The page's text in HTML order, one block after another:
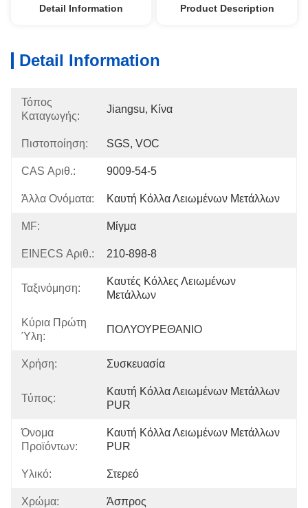
Detail Information Product Description
Detail Information
Τόπος
Καταγωγής:
Jiangsu, Κίνα
Πιστοποίηση: SGS, VOC
CAS Αριθ.: 9009-54-5
Άλλα Ονόματα: Καυτή Κόλλα Λειωμένων Μετάλλων
MF: Μίγμα
EINECS Αριθ.: 210-898-8
Ταξινόμηση:
Καυτές Κόλλες Λειωμένων
Μετάλλων
Κύρια Πρώτη
Ύλη:
ΠΟΛΥΟΥΡΕΘΑΝΙΟ
Χρήση: Συσκευασία
Τύπος:
Καυτή Κόλλα Λειωμένων Μετάλλων
PUR
Όνομα
Προϊόντων:
Καυτή Κόλλα Λειωμένων Μετάλλων
PUR
Υλικό: Στερεό
Χρώμα: Άσπρος